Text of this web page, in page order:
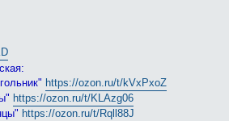
https://ozon.ru/t/kVxPxoZ
https://ozon.ru/t/KLAzg06
https://ozon.ru/t/Rqll88J